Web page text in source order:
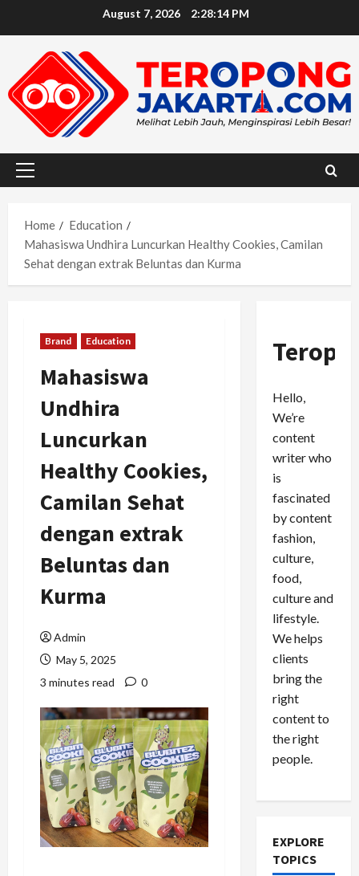
August 7, 2026 2:28:16 PM
Primary
Home
Education
Mahasiswa Undhira Luncurkan Healthy Cookies, Camilan
Sehat dengan extrak Beluntas dan Kurma
Brand Education
Mahasiswa
Undhira
Luncurkan
Healthy Cookies,
Camilan Sehat
dengan extrak
Beluntas dan
Kurma
Admin
May 5, 2025
3 minutes read
0
Hello,
We’re
content
writer who
is
fascinated
by content
fashion,
culture,
food,
culture and
lifestyle.
We helps
clients
bring the
right
content to
the right
people.
EXPLORE
TOPICS